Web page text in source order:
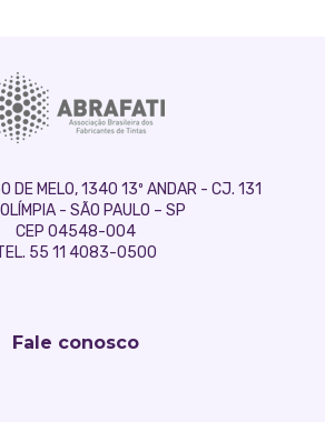
DE MELO, 1340 13º ANDAR - CJ. 131
- SÃO PAULO – SP
CEP 04548-004
55 11 4083-0500
Fale conosco